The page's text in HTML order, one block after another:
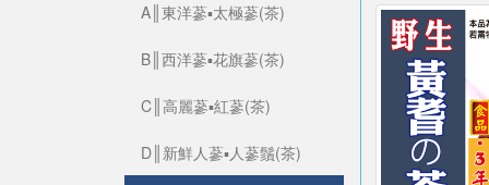
A║東洋蔘▪太極蔘(茶)
B║西洋蔘▪花旗蔘(茶)
C║高麗蔘▪紅蔘(茶)
D║新鮮人蔘▪人蔘鬚(茶)